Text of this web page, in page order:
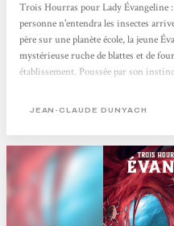
Trois Hourras pour Lady Évangeline
personne n'entendra les insectes
père sur une planète école, la jeune
mystérieuse ruche de blattes et de
établissement. Poussée par son
métamorphose commence, une
JEAN-CLAUDE DUNYACH